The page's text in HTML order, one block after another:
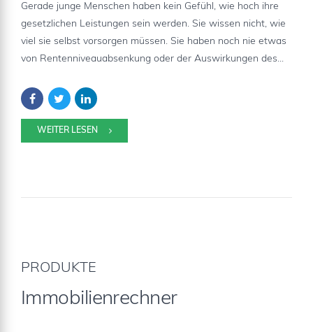
Gerade junge Menschen haben kein Gefühl, wie hoch ihre
gesetzlichen Leistungen sein werden. Sie wissen nicht, wie
viel sie selbst vorsorgen müssen. Sie haben noch nie etwas
von Rentenniveauabsenkung oder der Auswirkungen des...
WEITER LESEN
PRODUKTE
Immobilienrechner